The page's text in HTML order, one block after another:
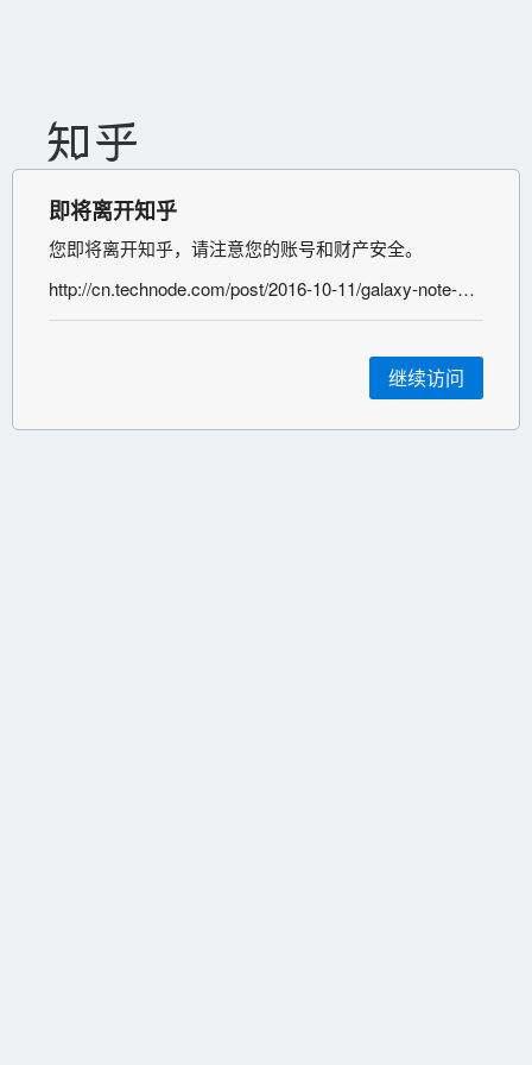
即将离开知乎
您即将离开知乎，请注意您的账号和财产安全。
http://cn.technode.com/post/2016-10-11/galaxy-note-7-in-deadpool/
继续访问